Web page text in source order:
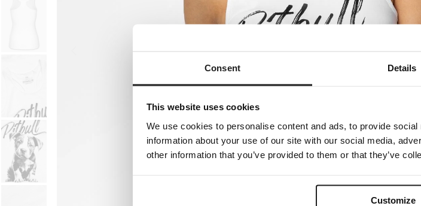
Consent Details
This website uses cookies
We use cookies to personalise content and ads, to provide
information about your use of our site with our social media,
other information that you’ve provided to them or that they’ve
Customize